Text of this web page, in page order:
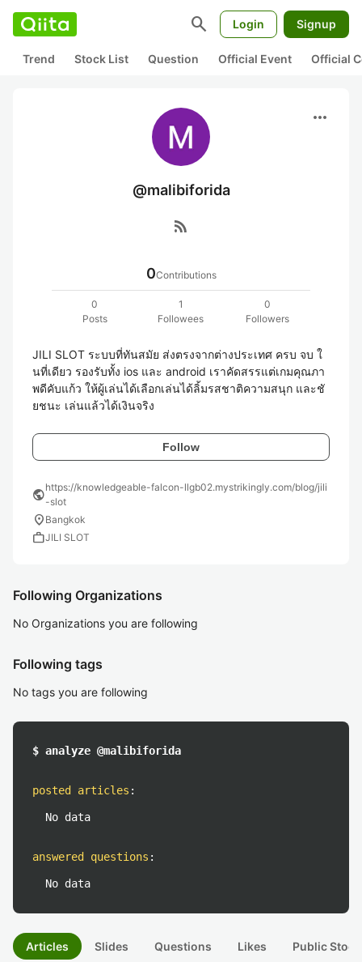
search Login Signup
Trend Stock List Question Official Event Official
more_horiz
@malibiforida
rss_feed
0Contributions
0
Posts
1
Followees
0
Followers
JILI SLOT ระบบที่ทันสมัย ส่งตรงจากต่างประเทศ ครบ จบ ใ
นที่เดียว รองรับทั้ง ios และ android เราคัดสรรแต่เกมคุณภา
พดีคับแก้ว ให้ผู้เล่นได้เลือกเล่นได้ลิ้มรสชาติความสนุก และชั
ยชนะ เล่นแล้วได้เงินจริง
Follow
publichttps://knowledgeable-falcon-llgb02.mystrikingly.com/blog/jili
-slot
location_on Bangkok
workJILI SLOT
Following Organizations
No Organizations you are following
Following tags
No tags you are following
$ analyze @malibiforida
posted articles :
No data
answered questions :
No data
Articles Slides Questions Likes Public